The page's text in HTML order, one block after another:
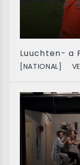
Luuchten- a
[NATIONAL]